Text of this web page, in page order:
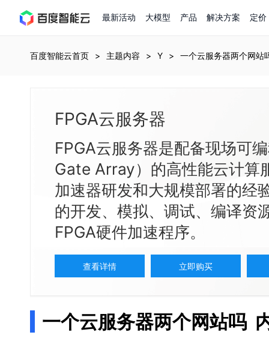
最新活动 大模型 产品 解决方案 定价
查看全部活动
云服务器2核4G低至39元/年
免费试用体验馆
注册并完成实名认证，立即体验热门产品
人工智能热销榜
新购1元，AI能力引擎量包低至75折
大模型增值服务上新
工信部教考中心大模型证书6折
企业数字员工9.9
企业专享权益
权益礼包至高可
云推广大使限
免费大模型课
入门到进阶，大
进入千帆大模型平台
百度千帆
以Agent为核心的一站式企业级大模型服务平台
文心大模型
搜索能力登顶国内，预训练成本仅为业界6%
DeepSeek-V4
结构创新和超高上下文效率、Agent 能力得到专项优化
ERNIE 5.0-正式版
ERNIE 4.5 Turbo VL
ERNIE 4.5 Turbo
ERNIE X1 Turbo
具备更长的思维链，更
ERNIE X1.1
PaddleOCR-VL
百度智能云全部产品
智能应用
文字识别
人脸与人体 语言与知识
存储
CDN与边缘
一键部署DuClaw，零门
云服务器 BCC
安全稳定，提供高弹性
百度网盘企业版
全部解决方案
通用解决方案
解决方案实践 10分钟快速部署
快速搭建与AI
搭建私有知识库与AI
了解定价
自由搭配产品组合，轻松预估成本
文档与社区
百度千帆·大模型服务及Agent开发平台
数字员工-营销内容创作
数字员工-组件开放平台
云服务器BCC
文字识别
SDK中心
API平台
示例代码中心
新手入门
入门指南
了解合作伙伴体系
查询合作伙伴
精品案例展示
AI原生应用商店
代理销售伙伴
解决方案销售伙伴
技术合作伙伴
服务伙伴
云市场
网站建设
企业应用
进入服务与支持
提供常见使用问题快速解决通道
提供常见使用问题快速解决通道
7 × 24 小时在线提供服务
提供常见使用问题快速解决通道
云专家服务
一对一定制化支持服务
企业支持计划
复杂业务专属支持
云智一体3.0
开启「万物一体」新纪元
文心 Moment 大会
文心大模型 5.0 正式版上线
联合央视聚焦企业数字化转型
智能中国 | 标杆案例
云智一体赋能千行百业
百度智能云首页 主题内容 Y 一个云服务器两个网站
FPGA云服务器
FPGA云服务器是配备现场可
Gate Array）的高性能云计算
加速器研发和大规模部署的经
的开发、模拟、调试、编译资
FPGA硬件加速程序。
查看详情 立即购买
一个云服务器两个网站吗